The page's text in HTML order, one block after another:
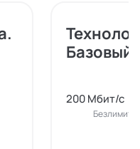
Базовый
200 Мбит/с